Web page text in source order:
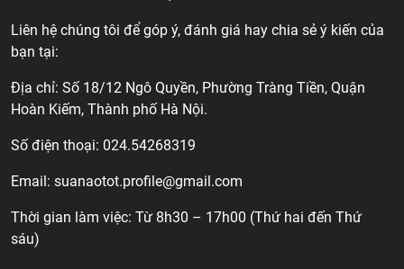
Liên hệ chúng tôi để góp ý, đánh giá hay chia sẻ ý kiến của
bạn tại:
Địa chỉ: Số 18/12 Ngô Quyền, Phường Tràng Tiền, Quận
Hoàn Kiếm, Thành phố Hà Nội.
Số điện thoại: 024.54268319
Email: suanaotot.profile@gmail.com
Thời gian làm việc: Từ 8h30 – 17h00 (Thứ hai đến Thứ
sáu)